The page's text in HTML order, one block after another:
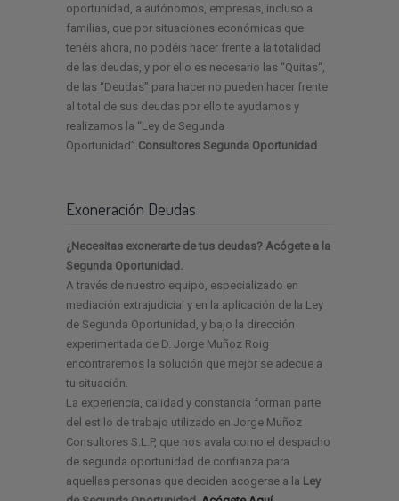
oportunidad, a autónomos, empresas, incluso a
familias, que por situaciones económicas que
tenéis ahora, no podéis hacer frente a la totalidad
de las deudas, y por ello es necesario las “Quitas“,
de las “Deudas” para hacer no pueden hacer frente
al total de sus deudas por ello te ayudamos y
realizamos la “Ley de Segunda
Oportunidad”. Consultores Segunda Oportunidad
Exoneración Deudas
¿Necesitas exonerarte de tus deudas? Acógete a la
Segunda Oportunidad.
A través de nuestro equipo, especializado en
mediación extrajudicial y en la aplicación de la Ley
de Segunda Oportunidad, y bajo la dirección
experimentada de D. Jorge Muñoz Roig
encontraremos la solución que mejor se adecue a
tu situación.
La experiencia, calidad y constancia forman parte
del estilo de trabajo utilizado en Jorge Muñoz
Consultores S.L.P, que nos avala como el despacho
de segunda oportunidad de confianza para
aquellas personas que deciden acogerse a la Ley